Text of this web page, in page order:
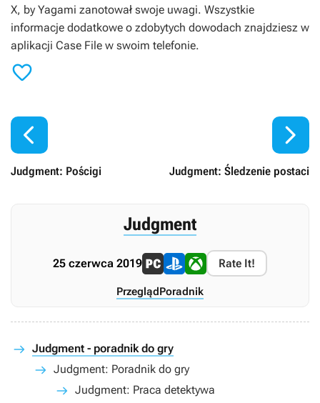
X, by Yagami zanotował swoje uwagi. Wszystkie
informacje dodatkowe o zdobytych dowodach znajdziesz w
aplikacji Case File w swoim telefonie.


Judgment: Pościgi Judgment: Śledzenie postaci

Judgment
25 czerwca 2019 Rate It!
PrzeglądPoradnik
Judgment - poradnik do gry
Judgment: Poradnik do gry
Judgment: Praca detektywa